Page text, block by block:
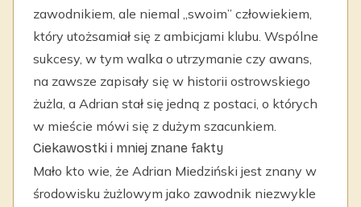
zawodnikiem, ale niemal „swoim” człowiekiem,
który utożsamiał się z ambicjami klubu. Wspólne
sukcesy, w tym walka o utrzymanie czy awans,
na zawsze zapisały się w historii ostrowskiego
żużla, a Adrian stał się jedną z postaci, o których
w mieście mówi się z dużym szacunkiem.
Ciekawostki i mniej znane fakty
Mało kto wie, że Adrian Miedziński jest znany w
środowisku żużlowym jako zawodnik niezwykle